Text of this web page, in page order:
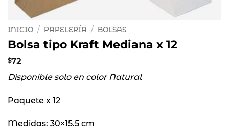
INICIO / PAPELERÍA / BOLSAS
Bolsa tipo Kraft Mediana x 12
$72
Disponible solo en color Natural
Paquete x 12
Medidas: 30×15.5 cm